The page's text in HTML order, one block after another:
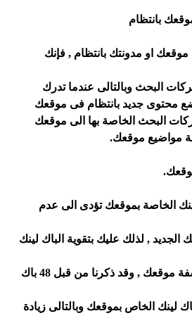
او مدونتك بانتظام , فإنك
البحث وبالتالى عندما تدرك
محتوى جديد بانتظام فى موقعك
البحث الخاصة بها الى موقعك
مواضيع موقعك.
الخاصة بموقعك تؤدى الى عدم
, لذلك عليك بتقوية الباك لينك
حتى تزيد من سرعة ارشفة موقعك , وقد ذكرنا من قبل 48 باك
لينك الخاص بموقعك وبالتالى زيادة